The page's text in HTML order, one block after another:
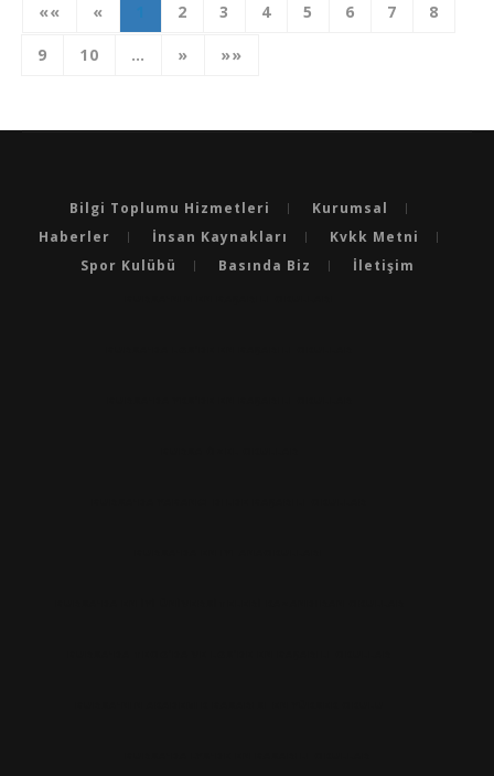
«« « 2 3 4 5 6 7 8
9 10 … » »»
Bilgi Toplumu Hizmetleri
Kurumsal
Haberler
İnsan Kaynakları
Kvkk Metni
Spor Kulübü
Basında Biz İletişim